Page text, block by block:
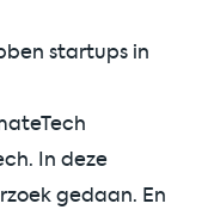
startups in
In deze
gedaan. En